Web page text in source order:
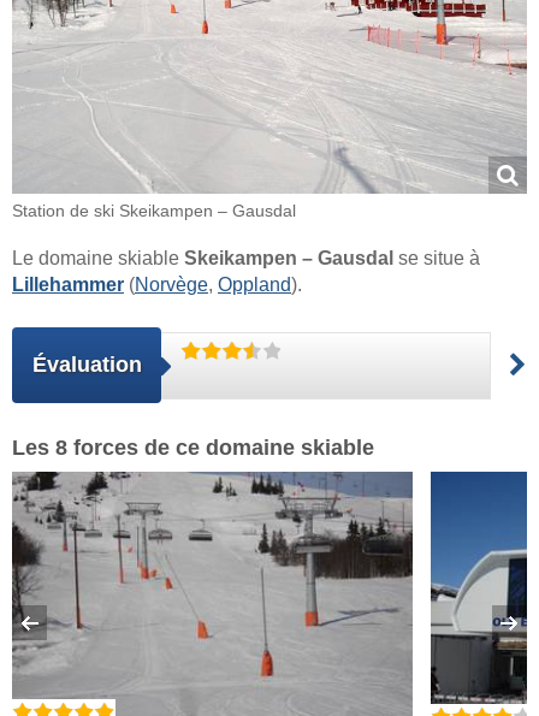
Station de ski Skeikampen – Gausdal
Le domaine skiable Skeikampen – Gausdal se situe à
Lillehammer (Norvège, Oppland).
Évaluation
Les 8 forces de ce domaine skiable